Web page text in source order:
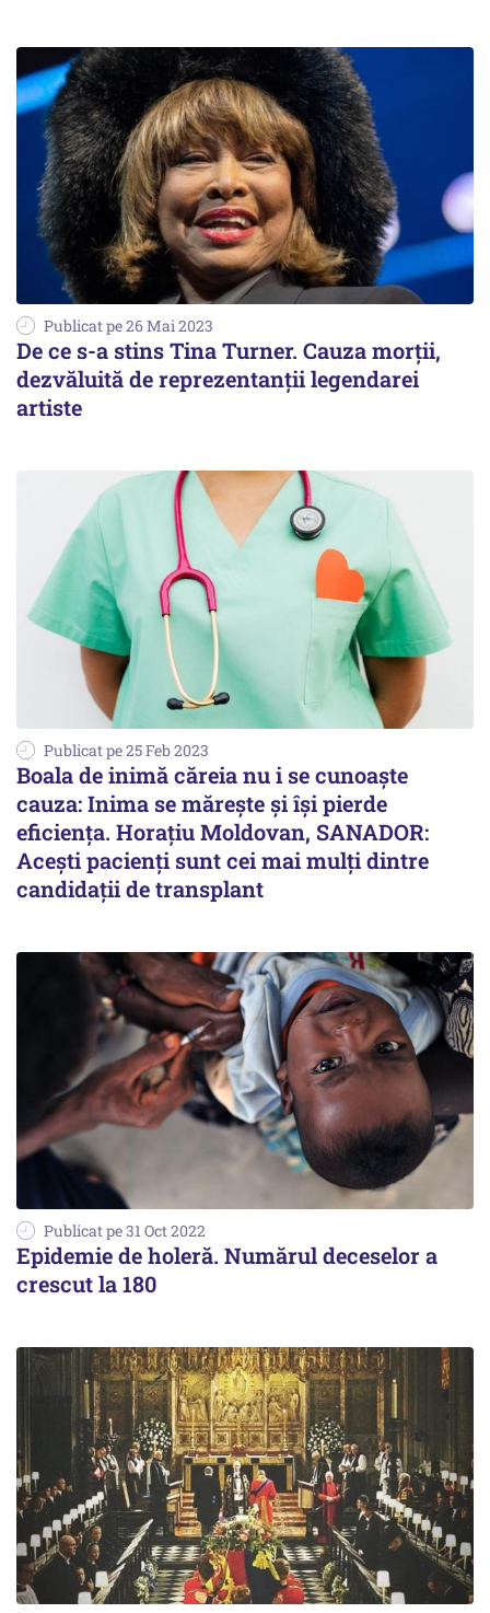
Publicat pe 26 Mai 2023
De ce s-a stins Tina Turner. Cauza morții,
dezvăluită de reprezentanții legendarei
artiste
Publicat pe 25 Feb 2023
Boala de inimă căreia nu i se cunoaște
cauza: Inima se mărește și își pierde
eficiența. Horațiu Moldovan, SANADOR:
Acești pacienți sunt cei mai mulți dintre
candidații de transplant
Publicat pe 31 Oct 2022
Epidemie de holeră. Numărul deceselor a
crescut la 180